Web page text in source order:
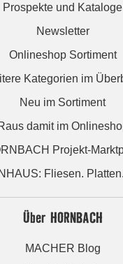
Prospekte und Kataloge
Newsletter
Onlineshop Sortiment
Kategorien im
Neu im Sortiment
damit im
Projekt-
Fliesen.
Über HORNBACH
MACHER Blog